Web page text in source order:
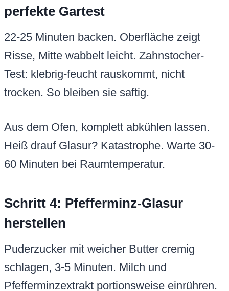
perfekte Gartest
22-25 Minuten backen. Oberfläche zeigt
Risse, Mitte wabbelt leicht. Zahnstocher-
Test: klebrig-feucht rauskommt, nicht
trocken. So bleiben sie saftig.
Aus dem Ofen, komplett abkühlen lassen.
Heiß drauf Glasur? Katastrophe. Warte 30-
60 Minuten bei Raumtemperatur.
Schritt 4: Pfefferminz-Glasur
herstellen
Puderzucker mit weicher Butter cremig
schlagen, 3-5 Minuten. Milch und
Pfefferminzextrakt portionsweise einrühren.